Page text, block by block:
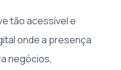
tão acessível e
onde a presença
negócios,